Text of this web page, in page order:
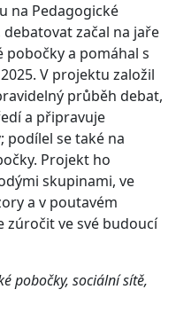
na Pedagogické
začal na jaře
pobočky a pomáhal s
V projektu založil
průběh debat,
a připravuje
se také na
Projekt ho
skupinami, ve
a v poutavém
ve své budoucí
pobočky, sociální sítě,